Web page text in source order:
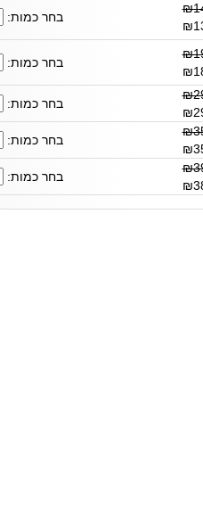
בחר כמות:
בחר כמות:
בחר כמות:
בחר כמות:
בחר כמות: